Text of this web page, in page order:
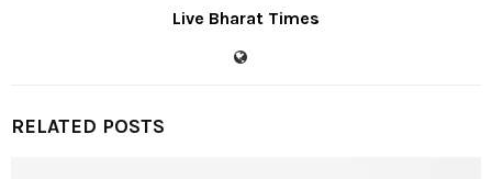
Live Bharat Times
RELATED POSTS